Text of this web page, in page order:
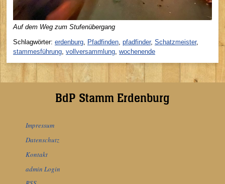
Auf dem Weg zum Stufenübergang
Schlagwörter: erdenburg, Pfadfinden, pfadfinder, Schatzmeister,
stammesführung, vollversammlung, wochenende
BdP Stamm Erdenburg
Impressum
Datenschutz
Kontakt
admin Login